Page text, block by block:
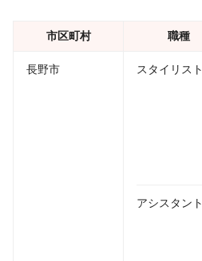
市区町村 職種
長野市 スタイリスト
アシスタント